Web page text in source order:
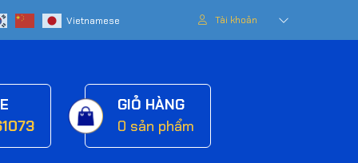
Tài khoản
GIỎ HÀNG
0 sản phẩm